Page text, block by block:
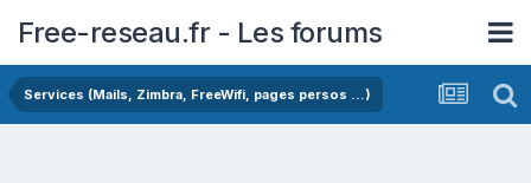
Free-reseau.fr - Les forums
Services (Mails, Zimbra, FreeWifi, pages persos ...)